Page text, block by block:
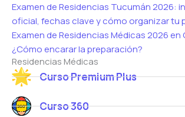
Examen de Residencias Tucumán 2026:
oficial, fechas clave y cómo organizar tu
Examen de Residencias Médicas 2026 en
¿Cómo encarar la preparación?
Residencias Médicas
Curso Premium Plus
Curso 360